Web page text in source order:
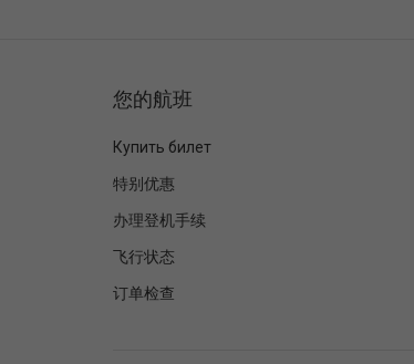
您的航班
Купить билет
特别优惠
办理登机手续
飞行状态
订单检查